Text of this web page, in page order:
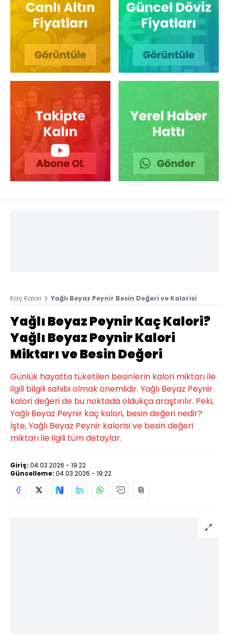
Kaç Kalori Yağlı Beyaz Peynir Besin Değeri ve Kalorisi
Yağlı Beyaz Peynir Kaç Kalori?
Yağlı Beyaz Peynir Kalori
Miktarı ve Besin Değeri
Günlük hayatta tüketilen besinlerin kalori miktarı ile
ilgili bilgili sahibi olmak önemlidir. Yağlı Beyaz Peynir
kalori değeri de bu noktada oldukça araştırılır. Peki,
Yağlı Beyaz Peynir kaç kalori, besin değeri nedir?
İşte, Yağlı Beyaz Peynir kalorisi ve besin değeri
miktarı ile ilgili tüm detaylar.
Giriş: 04.03.2026 - 19:22
Güncelleme: 04.03.2026 - 19:22